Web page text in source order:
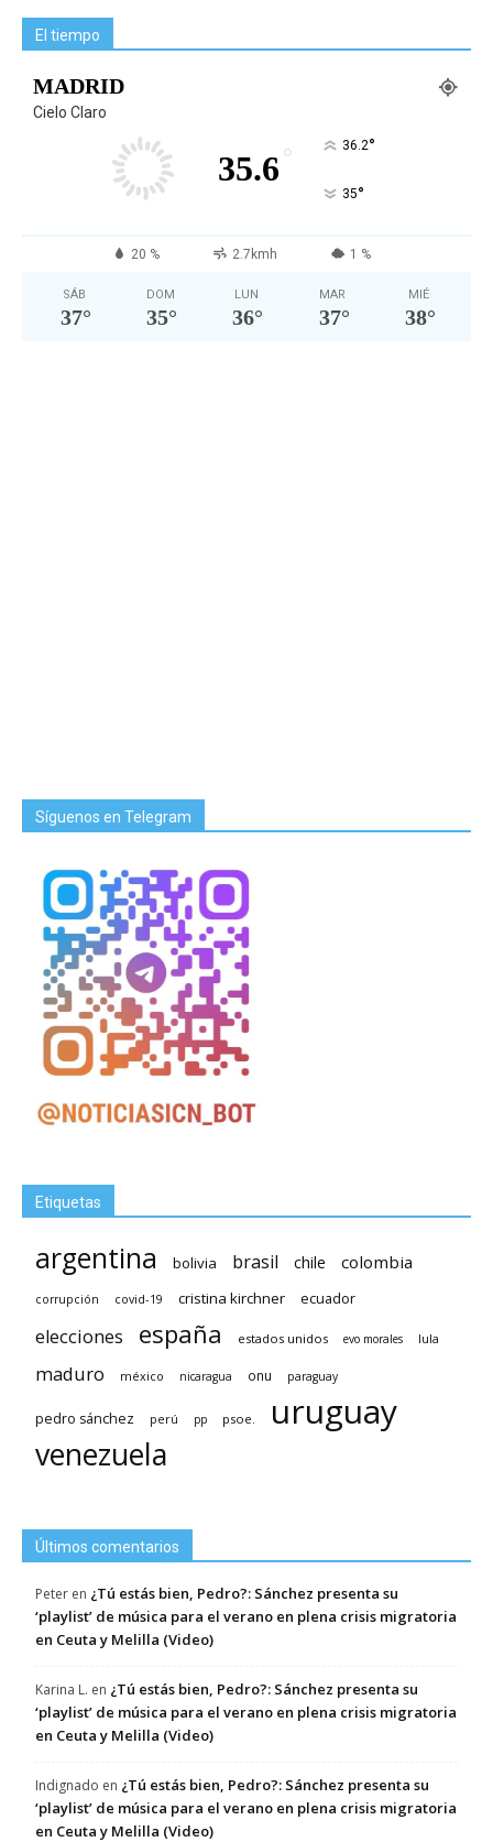
El tiempo
MADRID
Cielo Claro
35.6 ° 36.2°
35°
20 % 2.7kmh 1 %
SÁB
37°
DOM
35°
LUN
36°
MAR
37°
MIÉ
38°
Síguenos en Telegram
Etiquetas
argentina bolivia brasil chile colombia
corrupción covid-19 cristina kirchner ecuador
elecciones españa estados unidos evo morales lula
maduro méxico nicaragua onu paraguay
pedro sánchez perú pp psoe. uruguay
venezuela
Últimos comentarios
Peter en ¿Tú estás bien, Pedro?: Sánchez presenta su
‘playlist’ de música para el verano en plena crisis migratoria
en Ceuta y Melilla (Video)
Karina L. en ¿Tú estás bien, Pedro?: Sánchez presenta su
‘playlist’ de música para el verano en plena crisis migratoria
en Ceuta y Melilla (Video)
Indignado en ¿Tú estás bien, Pedro?: Sánchez presenta su
‘playlist’ de música para el verano en plena crisis migratoria
en Ceuta y Melilla (Video)